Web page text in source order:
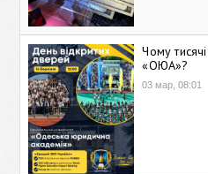
Чому
«ОЮА»?
03 мар, 08:01